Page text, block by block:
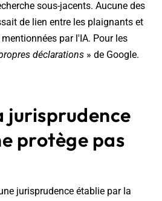
sous-jacents. Aucune des
de lien entre les plaignants et
par l'IA. Pour les
déclarations » de Google.
jurisprudence
protège pas
jurisprudence établie par la